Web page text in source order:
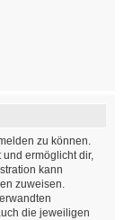
zu können.
ermöglicht dir,
kann
zuweisen.
die jeweiligen